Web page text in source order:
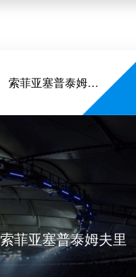
索菲亚塞普泰姆夫里
索菲亚塞普泰姆夫里